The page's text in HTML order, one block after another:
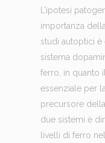
L’ipotesi
importanza
studi autoptici
sistema
ferro, in quanto
essenziale per
precursore
due sistemi è
livelli di ferro